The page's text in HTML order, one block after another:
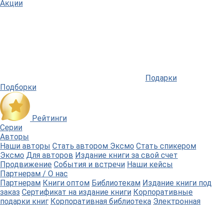
Акции
Подарки
Подборки
Рейтинги
Серии
Авторы
Наши авторы Стать автором Эксмо Стать спикером
Эксмо Для авторов Издание книги за свой счет
Продвижение События и встречи Наши кейсы
Партнерам / О нас
Партнерам Книги оптом Библиотекам Издание книги под
заказ Сертификат на издание книги Корпоративные
подарки книг Корпоративная библиотека Электронная